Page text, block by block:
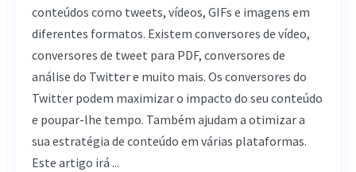
conteúdos como tweets, vídeos, GIFs e imagens em
diferentes formatos. Existem conversores de vídeo,
conversores de tweet para PDF, conversores de
análise do Twitter e muito mais. Os conversores do
Twitter podem maximizar o impacto do seu conteúdo
e poupar-lhe tempo. Também ajudam a otimizar a
sua estratégia de conteúdo em várias plataformas.
Este artigo irá ...